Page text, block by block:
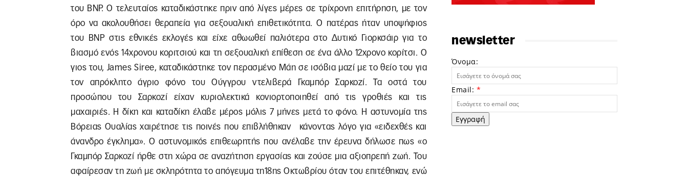
του ΒΝΡ. Ο τελευταίος καταδικάστηκε πριν από λίγες μέρες σε τρίχρονη επιτήρηση, με τον
όρο να ακολουθήσει θεραπεία για σεξουαλική επιθετικότητα. Ο πατέρας ήταν υποψήφιος
του ΒΝΡ στις εθνικές εκλογές και είχε αθωωθεί παλιότερα στο Δυτικό Γιορκσάιρ για το
βιασμό ενός 14χρονου κοριτσιού και τη σεξουαλική επίθεση σε ένα άλλο 12χρονο κορίτσι. Ο
γιος του, James Siree, καταδικάστηκε τον περασμένο Μάη σε ισόβια μαζί με το θείο του για
τον απρόκλητο άγριο φόνο του Ούγγρου ντελιβερά Γκαμπόρ Σαρκοζί. Τα οστά του
προσώπου του Σαρκοζί είχαν κυριολεκτικά κονιορτοποιηθεί από τις γροθιές και τις
μαχαιριές. Η δίκη και καταδίκη έλαβε μέρος μόλις 7 μήνες μετά το φόνο. Η αστυνομία της
Βόρειας Ουαλίας χαιρέτησε τις ποινές που επιβλήθηκαν κάνοντας λόγο για «ειδεχθές και
άνανδρο έγκλημα». Ο αστυνομικός επιθεωρητής που ανέλαβε την έρευνα δήλωσε πως «ο
Γκαμπόρ Σαρκοζί ήρθε στη χώρα σε αναζήτηση εργασίας και ζούσε μια αξιοπρεπή ζωή. Του
αφαίρεσαν τη ζωή με σκληρότητα το απόγευμα τη18ης Οκτωβρίου όταν του επιτέθηκαν, ενώ
newsletter
Όνομα:
Email: *
Εγγραφή